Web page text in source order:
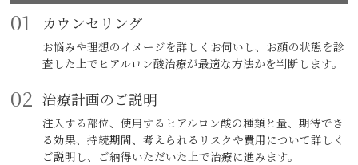
01 カウンセリング
お悩みや理想のイメージを詳しくお伺いし、お顔の状態を診
査した上でヒアルロン酸治療が最適な方法かを判断します。
02 治療計画のご説明
注入する部位、使用するヒアルロン酸の種類と量、期待でき
る効果、持続期間、考えられるリスクや費用について詳しく
ご説明し、ご納得いただいた上で治療に進みます。